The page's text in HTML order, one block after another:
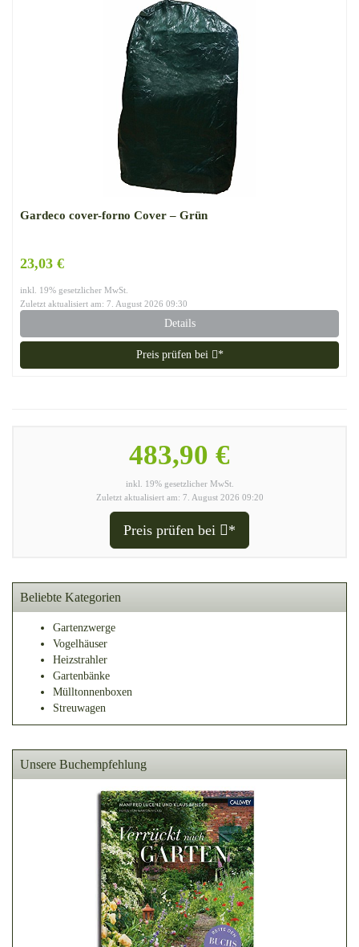
Gardeco cover-forno Cover – Grün
23,03 €
inkl. 19% gesetzlicher MwSt.
Zuletzt aktualisiert am: 7. August 2026 09:30
Details
Preis prüfen bei *
483,90 €
inkl. 19% gesetzlicher MwSt.
Zuletzt aktualisiert am: 7. August 2026 09:20
Preis prüfen bei *
Beliebte Kategorien
Gartenzwerge
Vogelhäuser
Heizstrahler
Gartenbänke
Mülltonnenboxen
Streuwagen
Unsere Buchempfehlung